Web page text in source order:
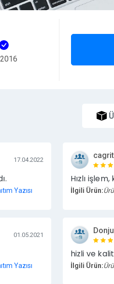
17.04.2022
Yazısı
Hızlı
İlgili Ürün:
01.05.2021
Yazısı
hizli ve
İlgili Ürün: